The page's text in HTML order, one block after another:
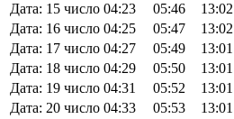
Дата: 15 число 04:23 05:46 13:02
Дата: 16 число 04:25 05:47 13:02
Дата: 17 число 04:27 05:49 13:01
Дата: 18 число 04:29 05:50 13:01
Дата: 19 число 04:31 05:52 13:01
Дата: 20 число 04:33 05:53 13:01